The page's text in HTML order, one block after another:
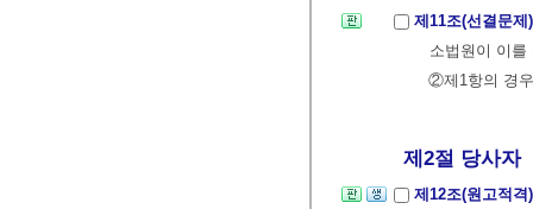
제11조(선결문
소법원이 이
②제1항의 경
제2절 당사자
제12조(원고적